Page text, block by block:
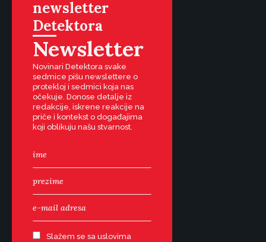
newsletter
Detektora
Newsletter
Novinari Detektora svake
sedmice pišu newslettere o
protekloj i sedmici koja nas
očekuje. Donose detalje iz
redakcije, iskrene reakcije na
priče i kontekst o događajima
koji oblikuju našu stvarnost.
Slažem se sa uslovima